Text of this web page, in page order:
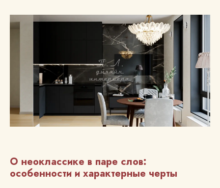
О неоклассике в паре слов:
особенности и характерные черты